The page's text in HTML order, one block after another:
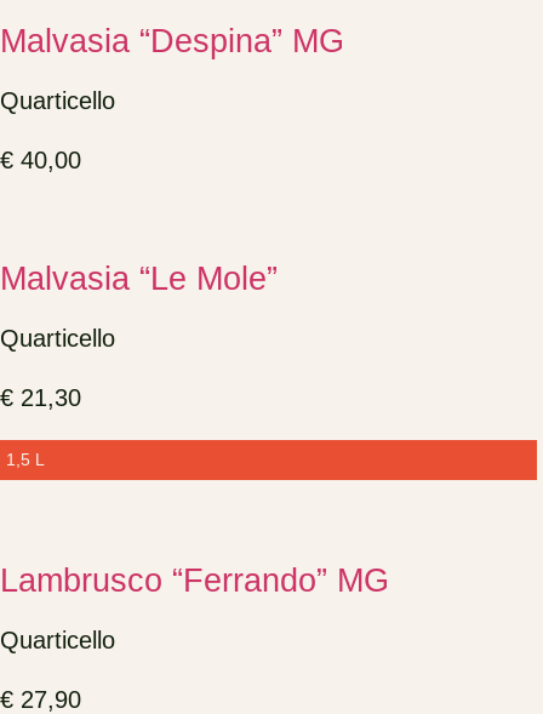
Malvasia “Despina” MG
Quarticello
€ 40,00
Malvasia “Le Mole”
Quarticello
€ 21,30
1,5 L
Lambrusco “Ferrando” MG
Quarticello
€ 27,90